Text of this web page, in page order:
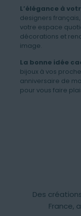
L’élégance à
designers
votre espace
décorations et
image.
La bonne idée
bijoux à vos
anniversaire de
pour vous faire
Des
France,